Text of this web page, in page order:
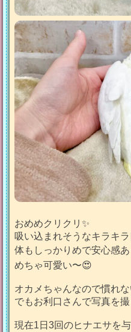
おめめクリクリ✨
吸い込まれそうなキラキ
体もしっかりめで安心感
めちゃ可愛い〜😍
オカメちゃんなので慣れ
でもお利口さんで写真を
現在1日3回のヒナエサを与